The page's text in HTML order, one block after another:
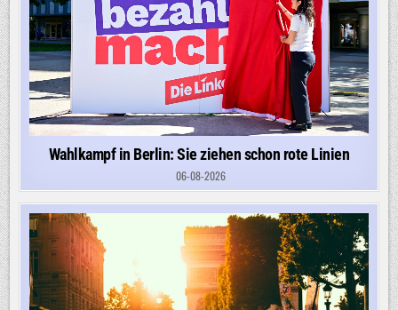
Wahlkampf in Berlin: Sie ziehen schon rote Linien
06-08-2026